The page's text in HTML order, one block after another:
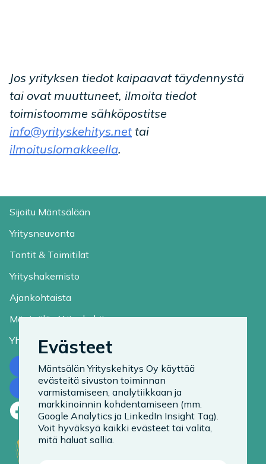
Jos yrityksen tiedot kaipaavat täydennystä
tai ovat muuttuneet, ilmoita tiedot
toimistoomme sähköpostitse
info@yrityskehitys.nettai
ilmoituslomakkeella.
Sijoitu Mäntsälään
Yritysneuvonta
Tontit & Toimitilat
Yrityshakemisto
Ajankohtaista
Mäntsälän Yrityskehitys
Yhteystiedot
Ota yhteyttä
Tilaa uutiskirje
Facebook
LinkedIn
Instagram
Evästeet
Mäntsälän Yrityskehitys Oy käyttää
evästeitä sivuston toiminnan
varmistamiseen, analytiikkaan ja
markkinoinnin kohdentamiseen (mm.
Google Analytics ja LinkedIn Insight Tag).
Voit hyväksyä kaikki evästeet tai valita,
mitä haluat sallia.